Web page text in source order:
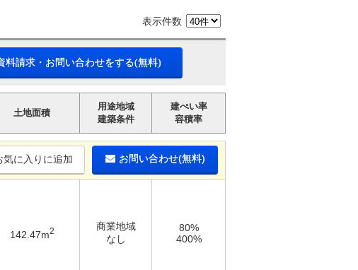
表示件数
料請求・お問い合わせをする(無料)
土地面積
用途地域
建築条件
建ぺい率
容積率
気に入りに追加 お問い合わせ(無料)
142.47m2
商業地域
なし
80%
400%